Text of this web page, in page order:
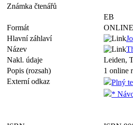
Známka čtenářů
EB
Formát
ONLINE
Hlavní záhlaví
Název
Nakl. údaje
Leiden,
Popis (rozsah)
1 online
Externí odkaz
Plný
*